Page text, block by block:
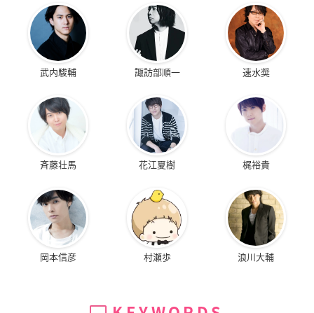
武内駿輔 諏訪部順一 速水奨
斉藤壮馬 花江夏樹 梶裕貴
岡本信彦 村瀬歩 浪川大輔